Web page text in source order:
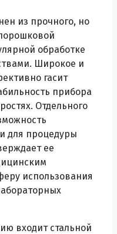
из прочного, но
обработке
Широкое и
гасит
прибора
Отдельного
для процедуры
ее
использования
входит стальной